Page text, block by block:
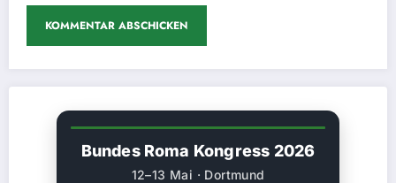
Bundes Roma Kongress 2026
12–13 Mai · Dortmund